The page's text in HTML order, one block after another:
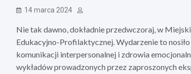
14 marca 2024
Nie tak dawno, dokładnie przedwczoraj, w
Edukacyjno-Profilaktycznej. Wydarzenie to
komunikacji interpersonalnej i zdrowia
wykładów prowadzonych przez zaproszonych